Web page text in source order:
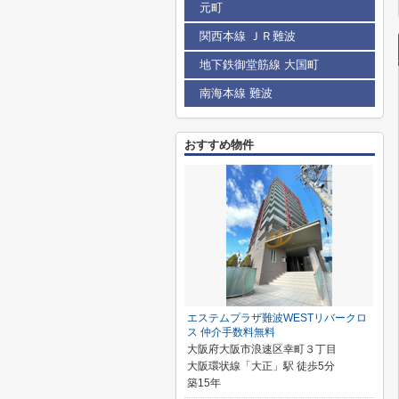
元町
関西本線 ＪＲ難波
地下鉄御堂筋線 大国町
南海本線 難波
おすすめ物件
エステムプラザ難波WESTリバークロ
ス 仲介手数料無料
大阪府大阪市浪速区幸町３丁目
大阪環状線「大正」駅 徒歩5分
築15年